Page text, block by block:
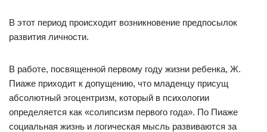
В этот период происходит возникновение предпосылок
развития личности.
В работе, посвященной первому году жизни ребенка, Ж.
Пиаже приходит к допущению, что младенцу присущ
абсолютный эгоцентризм, который в психологии
определяется как «солипсизм первого года». По Пиаже
социальная жизнь и логическая мысль развиваются за